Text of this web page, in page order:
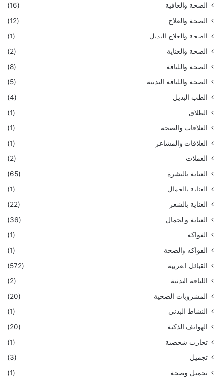
الصحة والعافية
(16)
الصحة والعلاج
(12)
الصحة والعلاج البديل
(1)
الصحة والعناية
(2)
الصحة واللياقة
(8)
الصحة واللياقة البدنية
(5)
الطب البديل
(4)
الطلاق
(1)
العلاقات والصحة
(1)
العلاقات والمشاعر
(1)
العملات
(2)
العناية بالبشرة
(65)
العناية بالجمال
(1)
العناية بالشعر
(22)
العناية والجمال
(36)
الفواكه
(1)
الفواكه والصحة
(1)
القبائل العربية
(572)
اللياقة البدنية
(2)
المشروبات الصحية
(20)
النشاط البدني
(1)
الهواتف الذكية
(20)
تجارب شخصية
(1)
تجميل
(3)
تجميل وصحة
(1)